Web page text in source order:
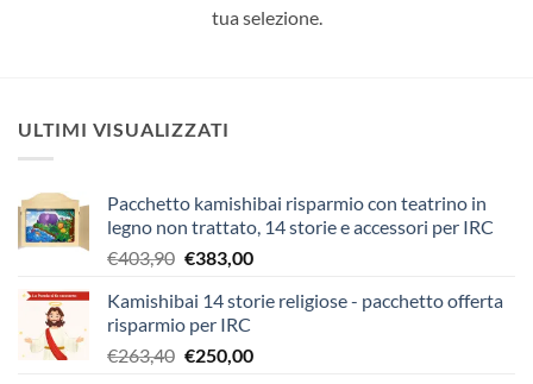
tua selezione.
ULTIMI VISUALIZZATI
Pacchetto kamishibai risparmio con teatrino in
legno non trattato, 14 storie e accessori per IRC
€403,90 Il
originale
era:
€403,90.
€383,00Il
attuale
€383,00.
Kamishibai 14 storie religiose - pacchetto offerta
risparmio per IRC
€263,40 Il
€250,00Il